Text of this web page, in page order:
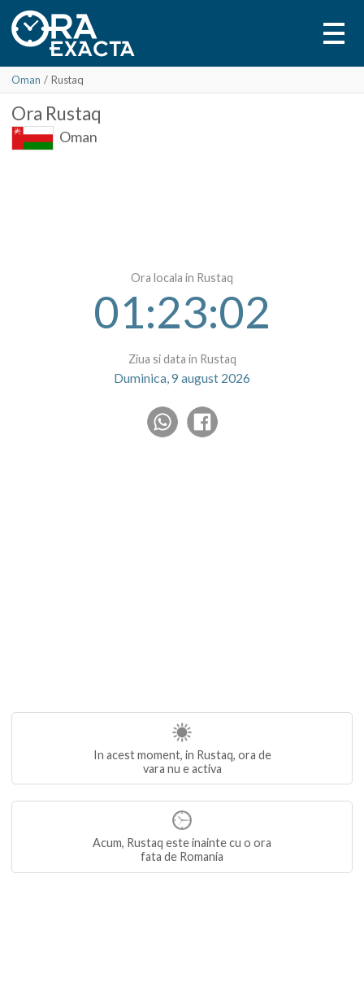
Oman / Rustaq
Ora Rustaq
Oman
Ora locala in Rustaq
01:23:02
Ziua si data in Rustaq
Duminica, 9 august 2026
In acest moment, in Rustaq, ora de
vara nu e activa
Acum, Rustaq este inainte cu o ora
fata de Romania